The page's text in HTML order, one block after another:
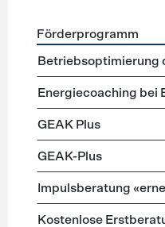
Förderprogramme
Förderprogramm
Betriebsoptimierung
Energiecoaching bei
GEAK Plus
GEAK-Plus
Impulsberatung
Kostenlose